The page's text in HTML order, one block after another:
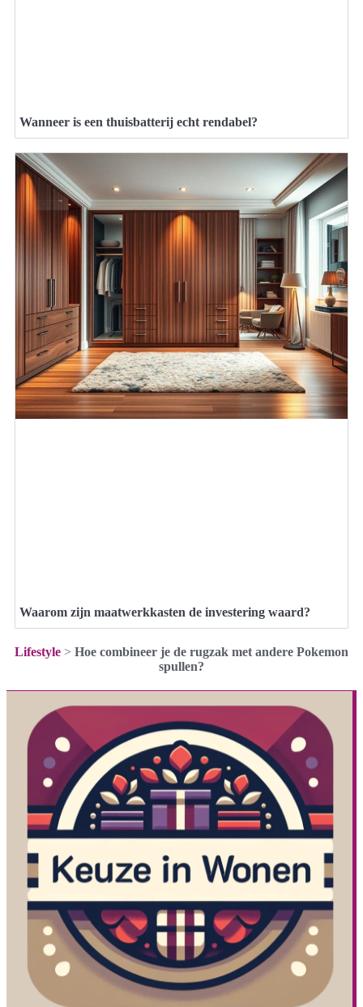
Wanneer is een thuisbatterij echt rendabel?
Waarom zijn maatwerkkasten de investering waard?
Lifestyle > Hoe combineer je de rugzak met andere Pokemon
spullen?